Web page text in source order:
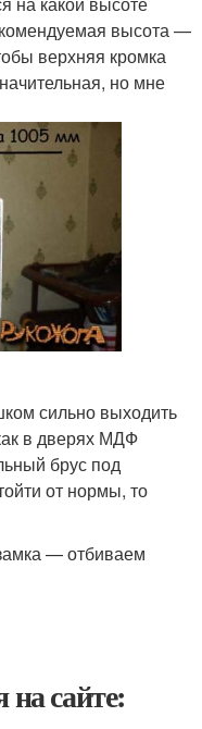
высота —
верхняя кромка
но мне
сильно выходить
в дверях МДФ
брус под
от нормы, то
— отбиваем
сайте: